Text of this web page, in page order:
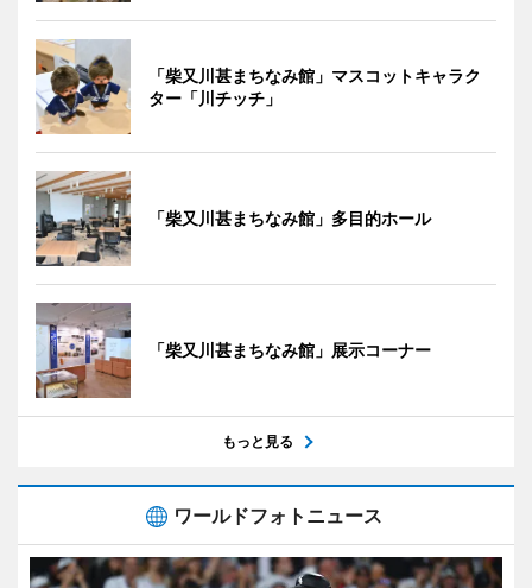
「柴又川甚まちなみ館」マスコットキャラク
ター「川チッチ」
「柴又川甚まちなみ館」多目的ホール
「柴又川甚まちなみ館」展示コーナー
もっと見る
ワールドフォトニュース